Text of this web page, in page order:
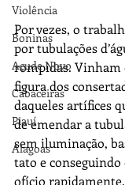
Violência
Boninas
Açude Novo
Cabaceiras
Piauí
Alagoas
Por vezes, o
por tubulações
rompidas. Vinham
figura dos
daqueles artífices
de emendar a
sem iluminação,
tato e
ofício rapidamente.